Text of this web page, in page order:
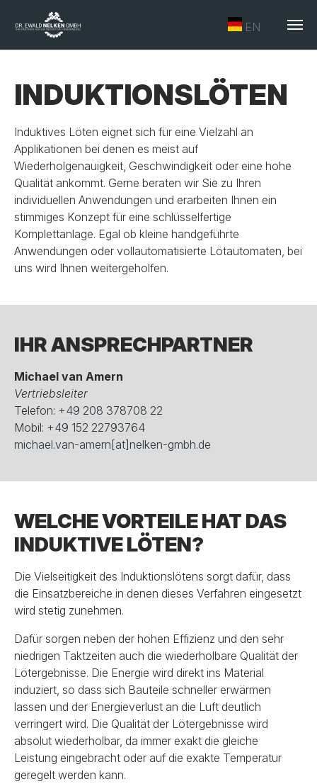
EN
INDUKTIONSLÖTEN
Induktives Löten eignet sich für eine Vielzahl an
Applikationen bei denen es meist auf
Wiederholgenauigkeit, Geschwindigkeit oder eine hohe
Qualität ankommt. Gerne beraten wir Sie zu Ihren
individuellen Anwendungen und erarbeiten Ihnen ein
stimmiges Konzept für eine schlüsselfertige
Komplettanlage. Egal ob kleine handgeführte
Anwendungen oder vollautomatisierte Lötautomaten, bei
uns wird Ihnen weitergeholfen.
IHR ANSPRECHPARTNER
Michael van Amern
Vertriebsleiter
Telefon: +49 208 378708 22
Mobil: +49 152 22793764
michael.van-amern[at]nelken-gmbh.de
WELCHE VORTEILE HAT DAS
INDUKTIVE LÖTEN?
Die Vielseitigkeit des Induktionslötens sorgt dafür, dass
die Einsatzbereiche in denen dieses Verfahren eingesetzt
wird stetig zunehmen.
Dafür sorgen neben der hohen Effizienz und den sehr
niedrigen Taktzeiten auch die wiederholbare Qualität der
Lötergebnisse. Die Energie wird direkt ins Material
induziert, so dass sich Bauteile schneller erwärmen
lassen und der Energieverlust an die Luft deutlich
verringert wird. Die Qualität der Lötergebnisse wird
absolut wiederholbar, da immer exakt die gleiche
Leistung eingebracht oder auf die exakte Temperatur
geregelt werden kann.